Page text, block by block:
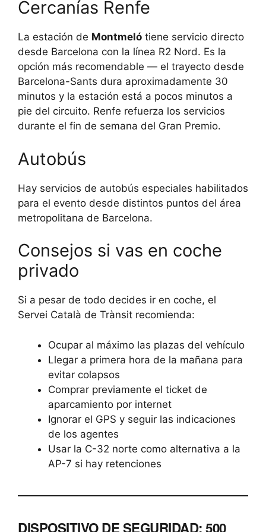
Cercanías Renfe
La estación de Montmeló tiene servicio directo
desde Barcelona con la línea R2 Nord. Es la
opción más recomendable — el trayecto desde
Barcelona-Sants dura aproximadamente 30
minutos y la estación está a pocos minutos a
pie del circuito. Renfe refuerza los servicios
durante el fin de semana del Gran Premio.
Autobús
Hay servicios de autobús especiales habilitados
para el evento desde distintos puntos del área
metropolitana de Barcelona.
Consejos si vas en coche
privado
Si a pesar de todo decides ir en coche, el
Servei Català de Trànsit recomienda:
Ocupar al máximo las plazas del vehículo
Llegar a primera hora de la mañana para
evitar colapsos
Comprar previamente el ticket de
aparcamiento por internet
Ignorar el GPS y seguir las indicaciones
de los agentes
Usar la C-32 norte como alternativa a la
AP-7 si hay retenciones
DISPOSITIVO DE SEGURIDAD: 500